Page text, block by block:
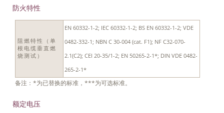
防火特性
阻燃特性（单
根电缆垂直燃
烧测试）
EN 60332-1-2; IEC 60332-1-2; BS EN 60332-1-2; VDE
0482-332-1; NBN C 30-004 (cat. F1); NF C32-070-
2.1(C2); CEI 20-35/1-2; EN 50265-2-1*; DIN VDE 0482-
265-2-1*
备注：*为已替换的标准，***为可选标准。
额定电压